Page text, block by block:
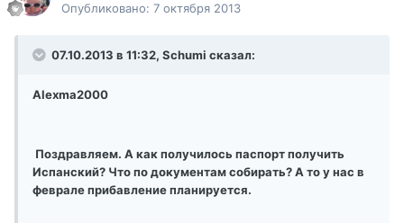
Опубликовано: 7 октября 2013
07.10.2013 в 11:32, Schumi сказал:
Alexma2000
Поздравляем. А как получилось паспорт получить
Испанский? Что по документам собирать? А то у нас в
феврале прибавление планируется.